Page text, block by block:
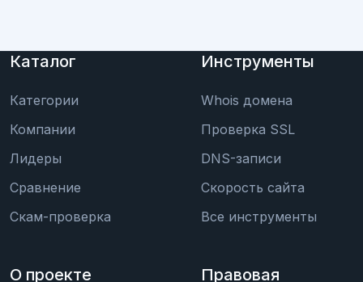
Каталог
Категории
Компании
Лидеры
Сравнение
Скам-проверка
Инструменты
Whois домена
Проверка SSL
DNS-записи
Скорость сайта
Все инструменты
О проекте Правовая